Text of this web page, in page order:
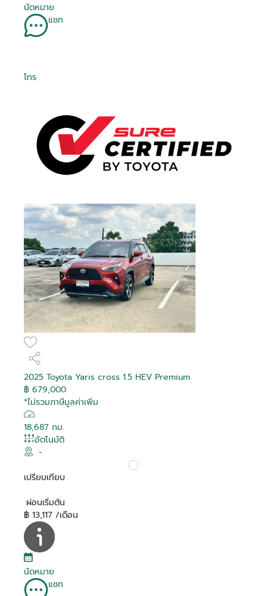
นัดหมาย
แชท
โทร
2025 Toyota Yaris cross 1.5 HEV Premium
฿ 679,000
*ไม่รวมภาษีมูลค่าเพิ่ม
18,687 กม.
อัตโนมัติ
-
เปรียบเทียบ
ผ่อนเริ่มต้น
฿ 13,117 /เดือน
นัดหมาย
แชท